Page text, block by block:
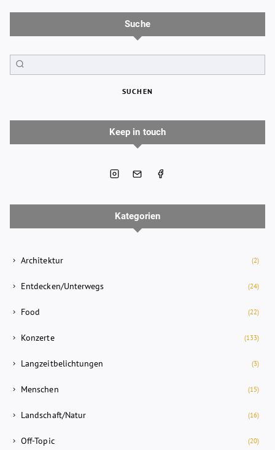
Suche
SUCHEN
Keep in touch
Kategorien
Architektur (2)
Entdecken/Unterwegs (24)
Food (22)
Konzerte (133)
Langzeitbelichtungen (3)
Menschen (15)
Landschaft/Natur (16)
Off-Topic (20)